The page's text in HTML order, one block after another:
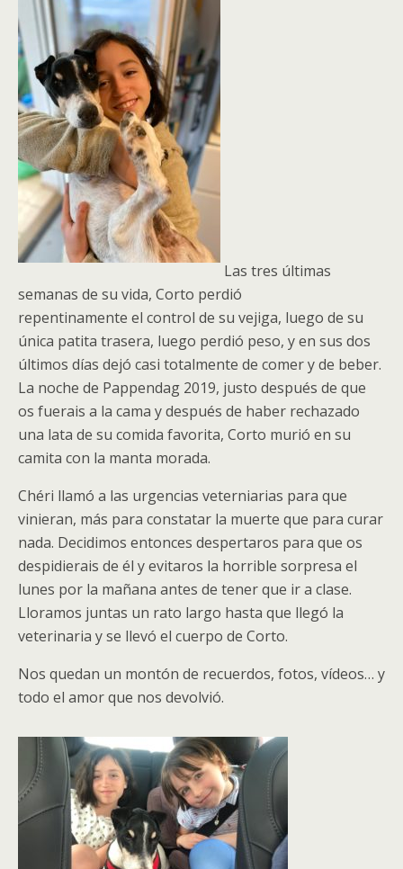
Las tres últimas
semanas de su vida, Corto perdió
repentinamente el control de su vejiga, luego de su
única patita trasera, luego perdió peso, y en sus dos
últimos días dejó casi totalmente de comer y de beber.
La noche de Pappendag 2019, justo después de que
os fuerais a la cama y después de haber rechazado
una lata de su comida favorita, Corto murió en su
camita con la manta morada.
Chéri llamó a las urgencias veterniarias para que
vinieran, más para constatar la muerte que para curar
nada. Decidimos entonces despertaros para que os
despidierais de él y evitaros la horrible sorpresa el
lunes por la mañana antes de tener que ir a clase.
Lloramos juntas un rato largo hasta que llegó la
veterinaria y se llevó el cuerpo de Corto.
Nos quedan un montón de recuerdos, fotos, vídeos… y
todo el amor que nos devolvió.